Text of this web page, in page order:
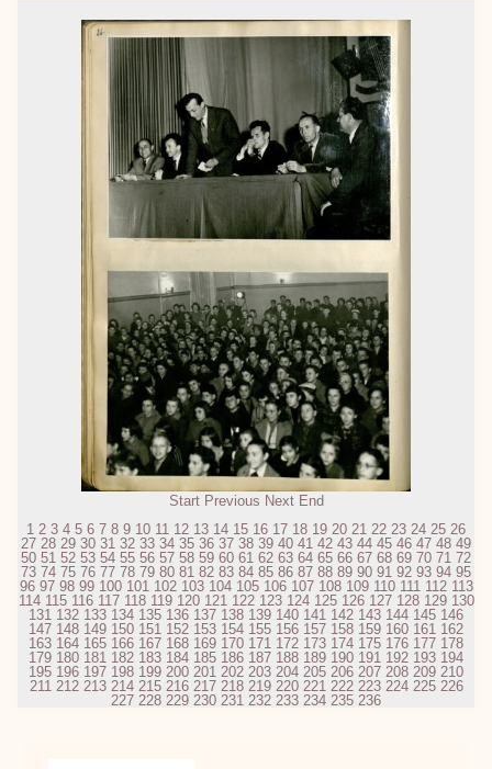
Start Previous Next End
1 2 3 4 5 6 7 8 9 10 11 12 13 14 15 16 17 18 19 20 21 22 23 24 25 26
27 28 29 30 31 32 33 34 35 36 37 38 39 40 41 42 43 44 45 46 47 48 49
50 51 52 53 54 55 56 57 58 59 60 61 62 63 64 65 66 67 68 69 70 71 72
73 74 75 76 77 78 79 80 81 82 83 84 85 86 87 88 89 90 91 92 93 94 95
96 97 98 99 100 101 102 103 104 105 106 107 108 109 110 111 112 113
114 115 116 117 118 119 120 121 122 123 124 125 126 127 128 129 130
131 132 133 134 135 136 137 138 139 140 141 142 143 144 145 146
147 148 149 150 151 152 153 154 155 156 157 158 159 160 161 162
163 164 165 166 167 168 169 170 171 172 173 174 175 176 177 178
179 180 181 182 183 184 185 186 187 188 189 190 191 192 193 194
195 196 197 198 199 200 201 202 203 204 205 206 207 208 209 210
211 212 213 214 215 216 217 218 219 220 221 222 223 224 225 226
227 228 229 230 231 232 233 234 235 236